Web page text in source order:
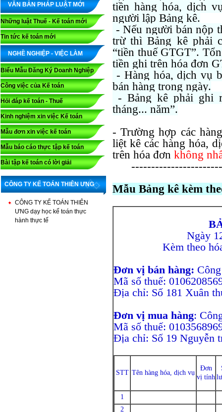
VĂN BẢN PHÁP LUẬT MỚI
Những luật Thuế - Kế toán mới
Tin tức kế toán mới
NGHỀ NGHIỆP - VIỆC LÀM
Biểu Mẫu Đăng Ký Doanh Nghiệp
Công việc của Kế toán
Hỏi đáp kế toán - Thuế
Kinh nghiệm xin việc Kế toán
Mẫu đơn xin việc kế toán
Mẫu báo cáo thực tập kế toán
Bài tập kế toán có lời giải
CÔNG TY KẾ TOÁN THIÊN ƯNG
CÔNG TY KẾ TOÁN THIÊN
ƯNG dạy học kế toán thực
hành thực tế
tiền hàng hóa, dịch
người lập Bảng kê.
- Nếu người bán nộp
trừ thì Bảng kê phải
“tiền thuế GTGT”.
tiền ghi trên hóa đơn
- Hàng hóa, dịch vụ
bán hàng trong ngày.
- Bảng kê phải ghi
tháng... năm”.
- Trường hợp các
liệt kê các hàng hóa,
trên hóa đơn không
Mẫu Bảng kê kèm
Ngày
Kèm theo
Đơn vị bán hàng:
Mã số thuế:
Địa chỉ: Số 181 Xuân
Đơn vị mua hàng:
Mã số thuế:
Địa chỉ: Số 19 Nguyễn
STT Tên hàng hóa, dịch vụ
Đơn
vị tính
1
2